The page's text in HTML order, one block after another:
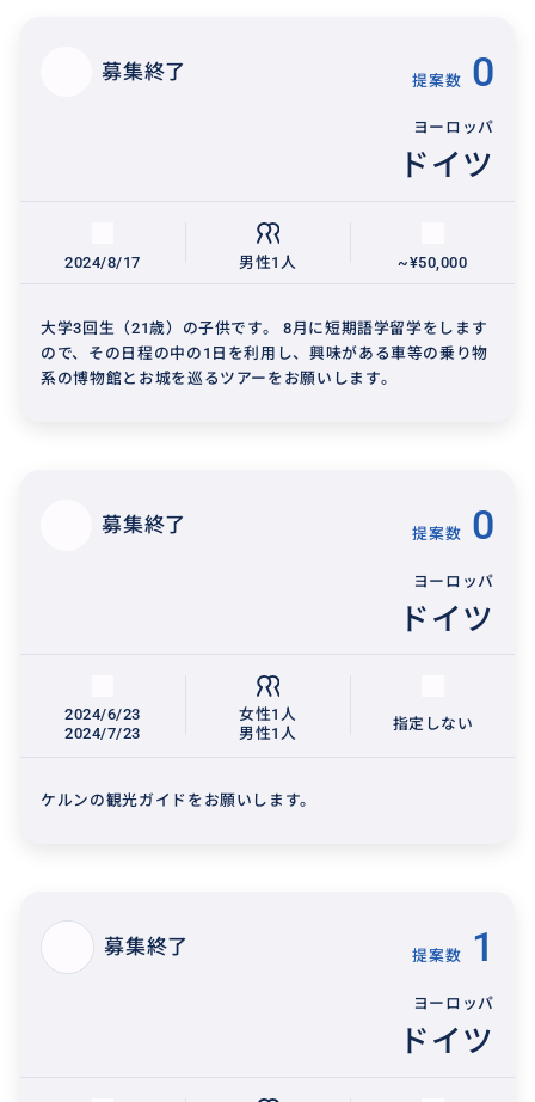
募集終了 提案数 0
ヨーロッパ
ドイツ
2024/8/17 男性1人 ~¥50,000
大学3回生（21歳）の子供です。 8月に短期語学留学をします
ので、その日程の中の1日を利用し、興味がある車等の乗り物
系の博物館とお城を巡るツアーをお願いします。
募集終了 提案数 0
ヨーロッパ
ドイツ
2024/6/23
2024/7/23
女性1人
男性1人
指定しない
ケルンの観光ガイドをお願いします。
募集終了 提案数 1
ヨーロッパ
ドイツ